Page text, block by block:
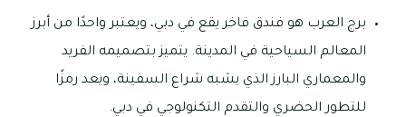
برج العرب هو فندق فاخر يقع في دبي، ويعتبر واحدًا من أبرز
المعالم السياحية في المدينة. يتميز بتصميمه الفريد
والمعماري البارز الذي يشبه شراع السفينة، ويعد رمزًا
للتطور الحضري والتقدم التكنولوجي في دبي.